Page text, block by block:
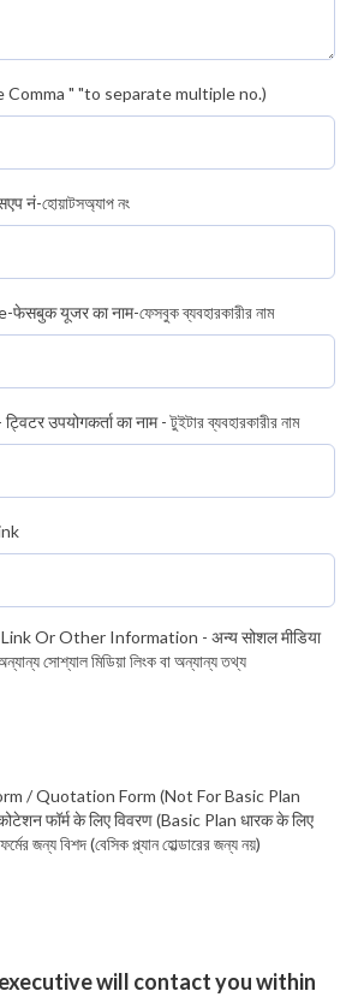
Comma " "to separate multiple no.)
नं-হোয়াটসঅ্যাপ নং
यूजर का नाम-ফেসবুক ব্যবহারকারীর নাম
उपयोगकर्ता का नाम - টুইটার ব্যবহারকারীর নাম
Or Other Information - अन्य सोशल मीडिया
সোশ্যাল মিডিয়া লিংক বা অন্যান্য তথ্য
/ Quotation Form (Not For Basic Plan
फॉर्म के लिए विवरण (Basic Plan धारक के लिए
জন্য বিশদ (বেসিক প্ল্যান হোল্ডারের জন্য নয়)
will contact you within